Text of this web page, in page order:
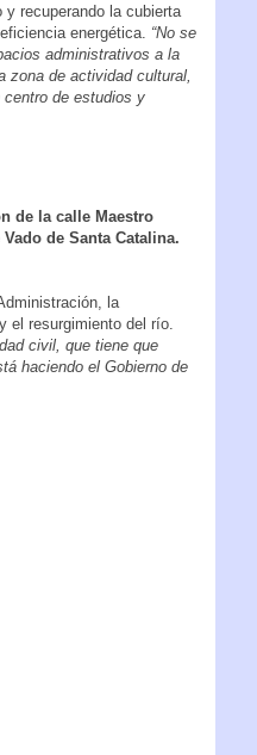
recuperando la cubierta
energética. “No se
administrativos a la
zona de actividad cultural,
de estudios y
de la calle Maestro
de Santa Catalina.
la
el resurgimiento del río.
civil, que tiene que
haciendo el Gobierno de